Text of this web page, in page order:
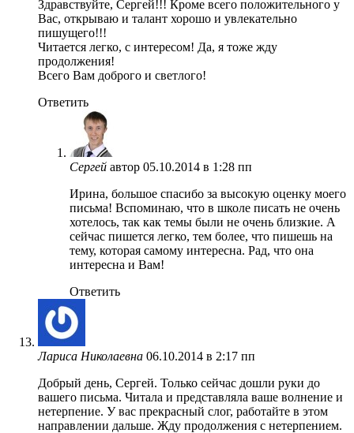
Здравствуйте, Сергей!!! Кроме всего положительного у
Вас, открываю и талант хорошо и увлекательно
пишущего!!!
Читается легко, с интересом! Да, я тоже жду
продолжения!
Всего Вам доброго и светлого!
Ответить
Сергей автор 05.10.2014 в 1:28 пп
Ирина, большое спасибо за высокую оценку моего
письма! Вспоминаю, что в школе писать не очень
хотелось, так как темы были не очень близкие. А
сейчас пишется легко, тем более, что пишешь на
тему, которая самому интересна. Рад, что она
интересна и Вам!
Ответить
Лариса Николаевна 06.10.2014 в 2:17 пп
Добрый день, Сергей. Только сейчас дошли руки до
вашего письма. Читала и представляла ваше волнение и
нетерпение. У вас прекрасный слог, работайте в этом
направлении дальше. Жду продолжения с нетерпением.